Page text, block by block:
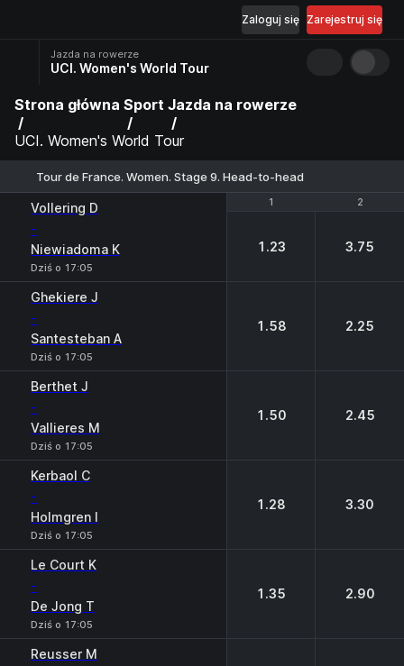
Zarejestruj się
Zaloguj się
Jazda na rowerze
UCI. Women's World Tour
Strona główna Sport Jazda na rowerze
UCI. Women's World Tour
Tour de France. Women. Stage 9. Head-to-head
1 2
Vollering D
-
Niewiadoma K
Dziś o 17:05
1 2
1.23 3.75
Ghekiere J
-
Santesteban A
Dziś o 17:05
1.58 2.25
Berthet J
-
Vallieres M
Dziś o 17:05
1.50 2.45
Kerbaol C
-
Holmgren I
Dziś o 17:05
1.28 3.30
Le Court K
-
De Jong T
Dziś o 17:05
1.35 2.90
Reusser M